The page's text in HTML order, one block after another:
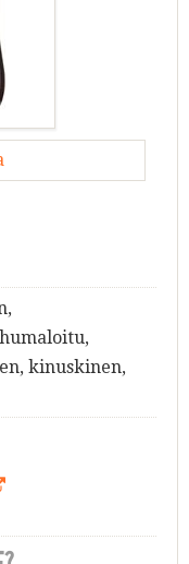
kinuskinen,